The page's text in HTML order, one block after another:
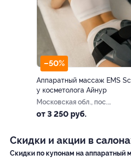
–50%
Аппаратный массаж EMS
у косметолога Айнур
Московская обл., пос.
Коммунарка, ул. Липовый
от 3 250 руб.
Скидки и акции в
Скидки по купонам на аппаратный